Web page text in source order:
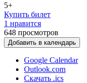
5+
Купить билет
1 нравится
648 просмотров
Добавить в календарь
Google Calendar
Outlook.com
Скачать .ics